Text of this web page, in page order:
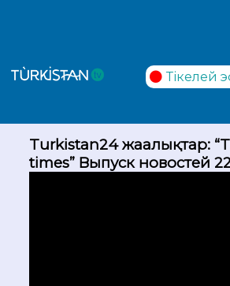
Тікелей
Turkistan24 жаңалықтар:
times” Выпуск новостей